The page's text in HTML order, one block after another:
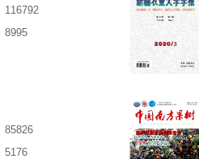
116792
8995
85826
5176